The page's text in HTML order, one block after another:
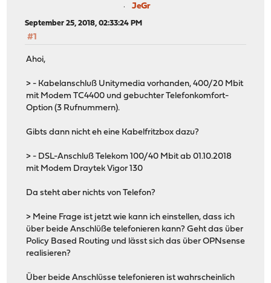
JeGr
September 25, 2018, 02:33:24 PM
#1
Ahoi,
> - Kabelanschluß Unitymedia vorhanden, 400/20 Mbit
mit Modem TC4400 und gebuchter Telefonkomfort-
Option (3 Rufnummern).
Gibts dann nicht eh eine Kabelfritzbox dazu?
> - DSL-Anschluß Telekom 100/40 Mbit ab 01.10.2018
mit Modem Draytek Vigor 130
Da steht aber nichts von Telefon?
> Meine Frage ist jetzt wie kann ich einstellen, dass ich
über beide Anschlüße telefonieren kann? Geht das über
Policy Based Routing und lässt sich das über OPNsense
realisieren?
Über beide Anschlüsse telefonieren ist wahrscheinlich